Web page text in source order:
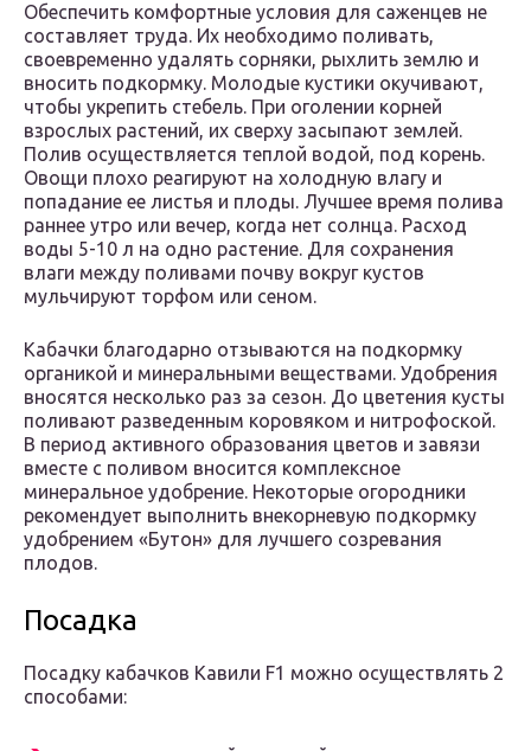
Обеспечить комфортные условия для саженцев не
составляет труда. Их необходимо поливать,
своевременно удалять сорняки, рыхлить землю и
вносить подкормку. Молодые кустики окучивают,
чтобы укрепить стебель. При оголении корней
взрослых растений, их сверху засыпают землей.
Полив осуществляется теплой водой, под корень.
Овощи плохо реагируют на холодную влагу и
попадание ее листья и плоды. Лучшее время полива
раннее утро или вечер, когда нет солнца. Расход
воды 5-10 л на одно растение. Для сохранения
влаги между поливами почву вокруг кустов
мульчируют торфом или сеном.
Кабачки благодарно отзываются на подкормку
органикой и минеральными веществами. Удобрения
вносятся несколько раз за сезон. До цветения кусты
поливают разведенным коровяком и нитрофоской.
В период активного образования цветов и завязи
вместе с поливом вносится комплексное
минеральное удобрение. Некоторые огородники
рекомендует выполнить внекорневую подкормку
удобрением «Бутон» для лучшего созревания
плодов.
Посадка
Посадку кабачков Кавили F1 можно осуществлять 2
способами: